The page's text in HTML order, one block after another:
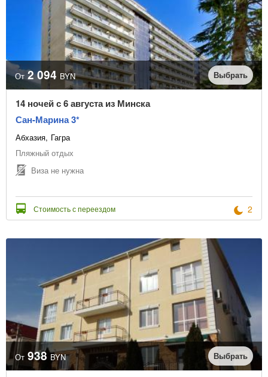
От 2 094 BYN Выбрать
14 ночей с 6 августа из Минска
Сан-Марина 3*
Абхазия Гагра
Пляжный отдых
Виза не нужна
Стоимость с переездом 2
От 938 BYN Выбрать